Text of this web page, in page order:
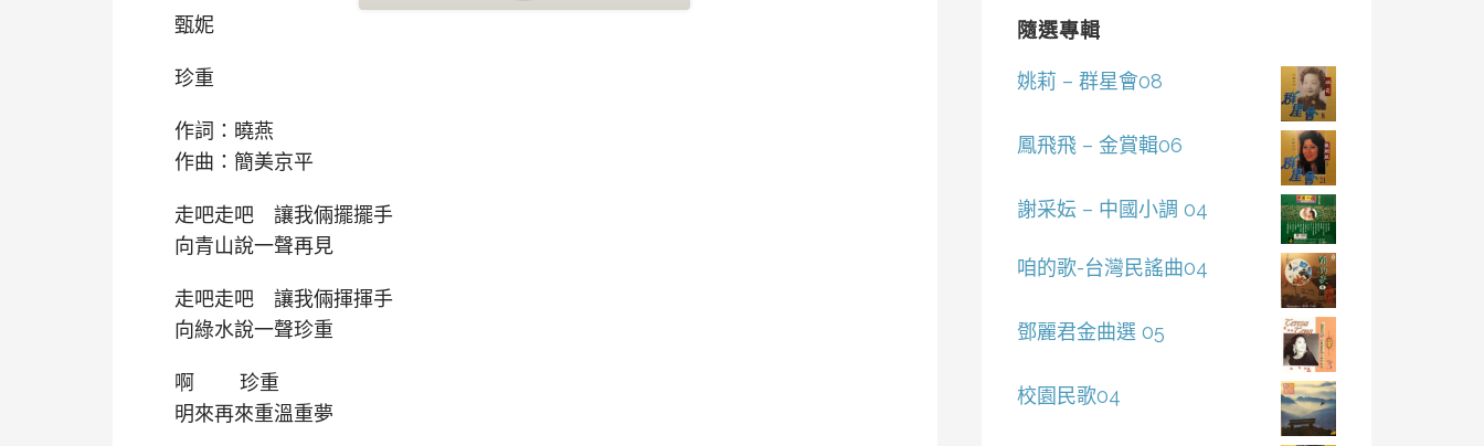
甄妮
珍重
作詞：曉燕
作曲：簡美京平
走吧走吧 讓我倆擺擺手
向青山說一聲再見
走吧走吧 讓我倆揮揮手
向綠水說一聲珍重
啊 珍重
明來再來重溫重夢
隨選專輯
姚莉 – 群星會08
鳳飛飛 – 金賞輯06
謝采妘 – 中國小調 04
咱的歌-台灣民謠曲04
鄧麗君金曲選 05
校園民歌04